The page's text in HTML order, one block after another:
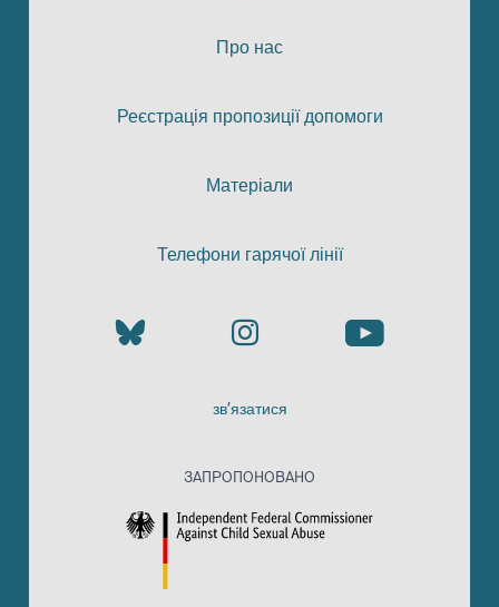
Про нас
Реєстрація пропозиції допомоги
Матеріали
Телефони гарячої лінії
зв’язатися
ЗАПРОПОНОВАНО